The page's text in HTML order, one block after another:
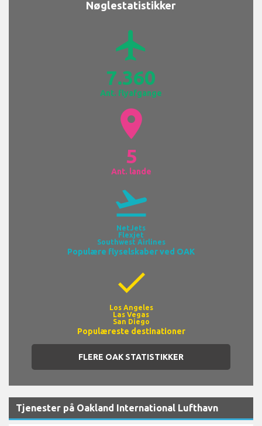
Nøglestatistikker
airplanemode_active
7.360
Ant. flyafgange
location_on
5
Ant. lande
flight_takeoff
NetJets
Flexjet
Southwest Airlines
Populære flyselskaber ved OAK
check
Los Angeles
Las Vegas
San Diego
Populæreste destinationer
FLERE OAK STATISTIKKER
Tjenester på Oakland International Lufthavn